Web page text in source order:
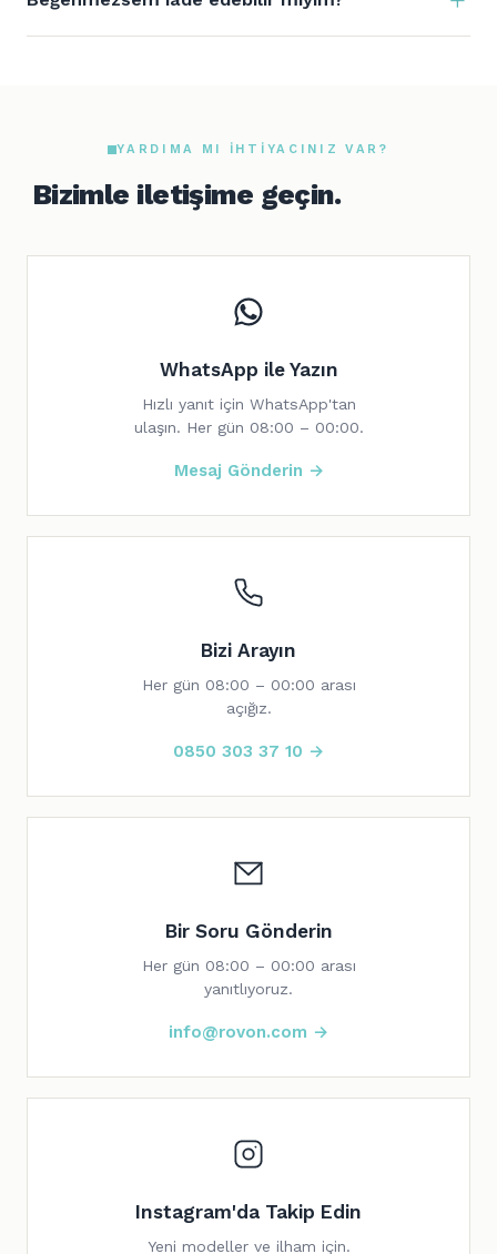
YARDIMA MI IHTIYACINIZ VAR?
Bizimle iletişime geçin.
WhatsApp ile Yazın
Hızlı yanıt için WhatsApp'tan
ulaşın. Her gün 08:00 – 00:00.
Mesaj Gönderin →
Bizi Arayın
Her gün 08:00 – 00:00 arası
açığız.
0850 303 37 10 →
Bir Soru Gönderin
Her gün 08:00 – 00:00 arası
yanıtlıyoruz.
info@rovon.com →
Instagram'da Takip Edin
Yeni modeller ve ilham için.